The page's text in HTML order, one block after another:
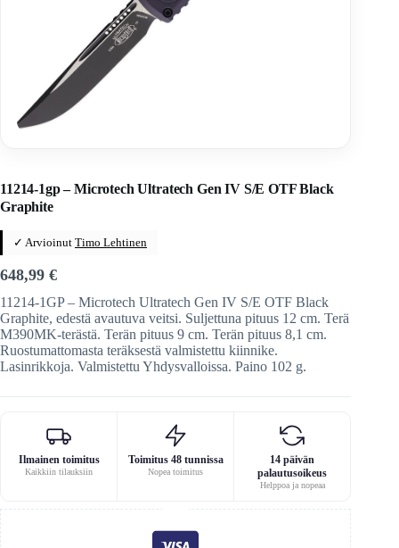
11214-1gp – Microtech Ultratech Gen IV S/E OTF Black
Graphite
✓ Arvioinut Timo Lehtinen
648,99 €
11214-1GP – Microtech Ultratech Gen IV S/E OTF Black
Graphite, edestä avautuva veitsi. Suljettuna pituus 12 cm. Terä
M390MK-terästä. Terän pituus 9 cm. Terän pituus 8,1 cm.
Ruostumattomasta teräksestä valmistettu kiinnike.
Lasinrikkoja. Valmistettu Yhdysvalloissa. Paino 102 g.
Ilmainen toimitus
Kaikkiin tilauksiin
Toimitus 48 tunnissa
Nopea toimitus
14 päivän
palautusoikeus
Helppoa ja nopeaa